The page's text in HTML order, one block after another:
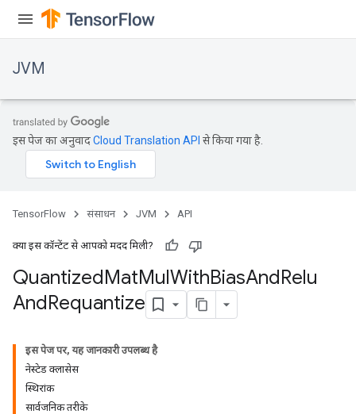
JVM
इस पेज का अनुवादCloud Translation API से किया गया है.
TensorFlow संसाधन JVM API
क्या इस कॉन्टेंट से आपको मदद मिली?
QuantizedMatMulWithBiasAndRelu
AndRequantize
इस पेज पर, यह जानकारी उपलब्ध है
नेस्टेड क्लासेस
स्थिरांक
सार्वजनिक तरीके